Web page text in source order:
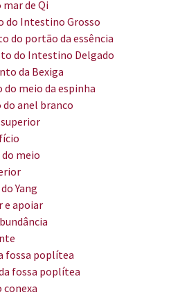
de Qi
do Intestino Grosso
do portão da essência
do Intestino Delgado
da Bexiga
meio da espinha
anel branco
meio
Yang
e apoiar
fossa poplítea
fossa poplítea
conexa